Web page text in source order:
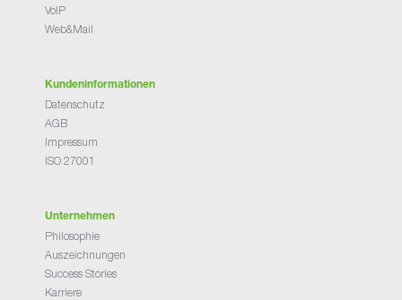
VoIP
Web&Mail
Kundeninformationen
Datenschutz
AGB
Impressum
ISO 27001
Unternehmen
Philosophie
Auszeichnungen
Success Stories
Karriere